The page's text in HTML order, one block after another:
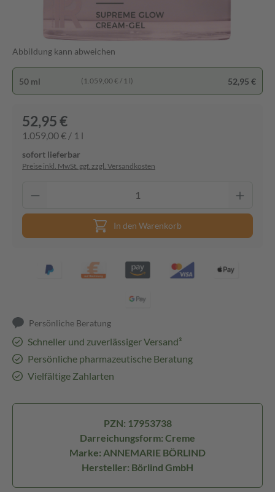
Abbildung kann abweichen
50 ml (1.059,00 € / 1 l) 52,95 €
52,95 €
1.059,00 € / 1 l
sofort lieferbar
Preise inkl. MwSt. ggf. zzgl. Versandkosten
In den Warenkorb
Persönliche Beratung
Schneller und zuverlässiger Versand³
Persönliche pharmazeutische Beratung
Vielfältige Zahlarten
PZN: 17953738
Darreichungsform: Creme
Marke: ANNEMARIE BÖRLIND
Hersteller: Börlind GmbH